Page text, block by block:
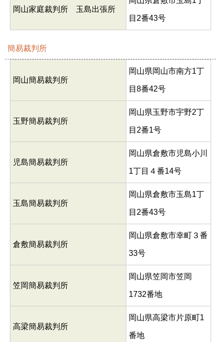
岡山家庭裁判所 玉島出張所
目2番43号
簡易裁判所
岡山簡易裁判所
岡山県岡山市南方1丁
目8番42号
玉野簡易裁判所
岡山県玉野市宇野2丁
目2番1号
児島簡易裁判所
岡山県倉敷市児島小川
1丁目４番14号
玉島簡易裁判所
岡山県倉敷市玉島1丁
目2番43号
倉敷簡易裁判所
岡山県倉敷市幸町３番
33号
笠岡簡易裁判所
岡山県笠岡市笠岡
1732番地
高梁簡易裁判所
岡山県高梁市片原町1
番地